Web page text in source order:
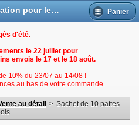
Patte de fixation pour les fenetres et bardages bois Panier
d'été.
le 22 juillet pour
envois le 17 et le 18 août.
10% du 23/07 au 14/08 !
au bas de votre commande.
au détail > Sachet de 10 pattes